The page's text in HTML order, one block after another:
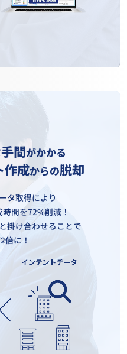
間がかかる
作成からの脱却
タ取得により
間を72%削減！
掛け合わせることで
倍に！